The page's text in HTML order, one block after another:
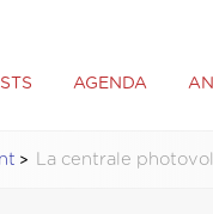
AGENDA
La centrale